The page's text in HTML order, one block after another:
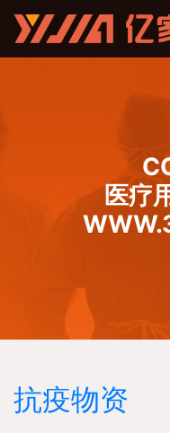
医疗
抗疫物资